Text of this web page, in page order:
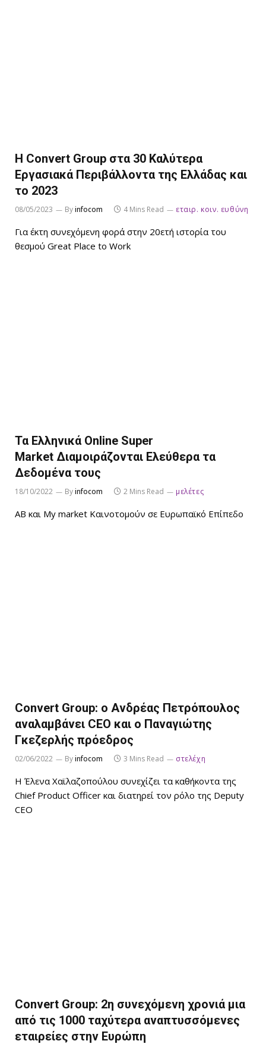
Η Convert Group στα 30 Καλύτερα
Εργασιακά Περιβάλλοντα της Ελλάδας και
το 2023
08/05/2023 Byinfocom 4 Mins Read εταιρ. κοιν. ευθύνη
Για έκτη συνεχόμενη φορά στην 20ετή ιστορία του
θεσμού Great Place to Work
Τα Ελληνικά Online Super
Market Διαμοιράζονται Ελεύθερα τα
Δεδομένα τους
18/10/2022 Byinfocom 2 Mins Read μελέτες
ΑΒ και My market Καινοτομούν σε Ευρωπαϊκό Επίπεδο
Convert Group: ο Ανδρέας Πετρόπουλος
αναλαμβάνει CEO και ο Παναγιώτης
Γκεζερλής πρόεδρος
02/06/2022 Byinfocom 3 Mins Read στελέχη
Η Έλενα Χαϊλαζοπούλου συνεχίζει τα καθήκοντα της
Chief Product Officer και διατηρεί τον ρόλο της Deputy
CEO
Convert Group: 2η συνεχόμενη χρονιά μια
από τις 1000 ταχύτερα αναπτυσσόμενες
εταιρείες στην Ευρώπη